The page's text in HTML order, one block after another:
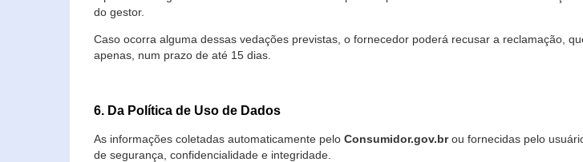
do gestor.
Caso ocorra alguma dessas vedações previstas, o fornecedor poderá recusar a reclamação,
apenas, num prazo de até 15 dias.
6. Da Política de Uso de Dados
As informações coletadas automaticamente pelo Consumidor.gov.brou fornecidas pelo
de segurança, confidencialidade e integridade.